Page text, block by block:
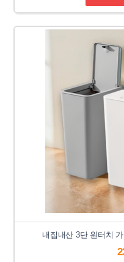
내집내산 3단 원터치